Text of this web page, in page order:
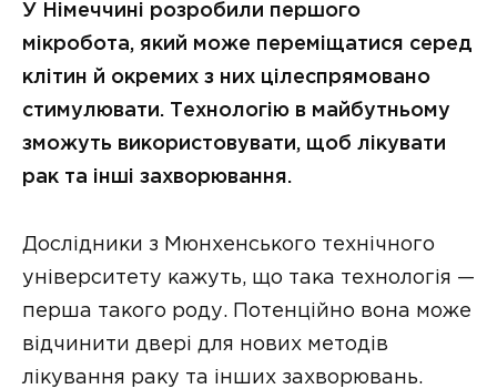
У Німеччині розробили першого
мікробота, який може переміщатися серед
клітин й окремих з них цілеспрямовано
стимулювати. Технологію в майбутньому
зможуть використовувати, щоб лікувати
рак та інші захворювання.
Дослідники з Мюнхенського технічного
університету кажуть, що така технологія —
перша такого роду. Потенційно вона може
відчинити двері для нових методів
лікування раку та інших захворювань.